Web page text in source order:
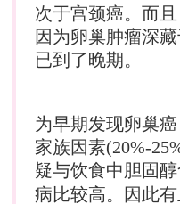
次于宫颈癌。而
因为卵巢肿瘤深
已到了晚期。
为早期发现卵巢
家族因素(20%-
疑与饮食中胆固
病比较高。因此